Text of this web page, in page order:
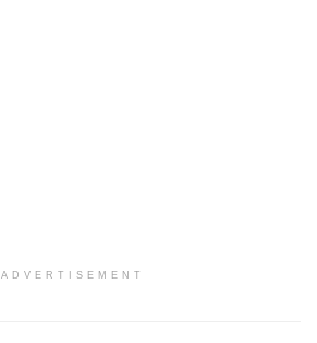
ADVERTISEMENT